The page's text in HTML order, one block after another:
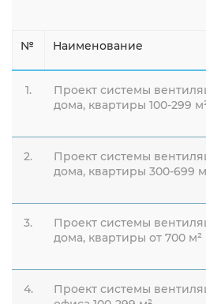
№ Наименование
1.
Проект системы
дома, квартиры 100-299
2.
Проект системы
дома, квартиры 300-699
3.
Проект системы
дома, квартиры от 700 м²
4.
Проект системы